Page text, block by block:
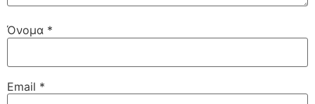
Όνομα *
Email *